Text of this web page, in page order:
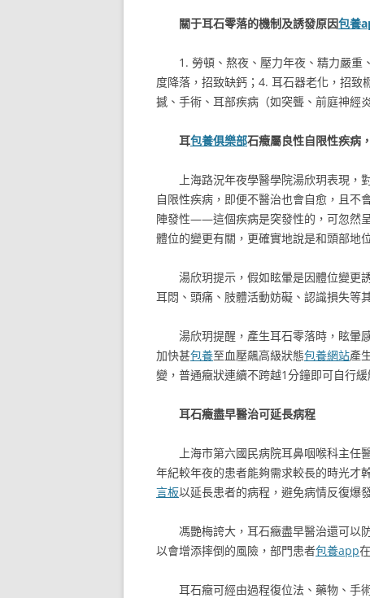
關于耳石零落的機制及誘發原因包養
1. 勞頓、熬夜、壓力年夜、精力嚴重
度降落，招致缺鈣；4. 耳石器老化，招
撼、手術、耳部疾病（如突聾、前庭神經
耳包養俱樂部石癥屬良性自限性疾病
上海路況年夜學醫學院湯欣玥表現
自限性疾病，即便不醫治也會自愈，且不
陣發性——這個疾病是突發性的，可忽然
體位的變更有關，更確實地說是和頭部地
湯欣玥提示，假如眩暈是因體位變更
耳悶、頭痛、肢體活動妨礙、認識損失等
湯欣玥提醒，產生耳石零落時，眩暈
加快甚包養至血壓飆高級狀態包養網站產
變，普通癥狀連續不跨越1分鐘即可自行
耳石癥盡早醫治可延長病程
上海市第六國民病院耳鼻咽喉科主
年紀較年夜的患者能夠需求較長的時光才
言板以延長患者的病程，避免病情反復爆
馮艷梅誇大，耳石癥盡早醫治還可以
以會增添摔倒的風險，部門患者包養app
耳石癥可經由過程復位法、藥物、手